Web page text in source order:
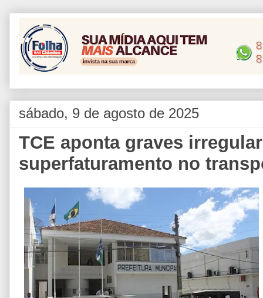
sábado, 9 de agosto de 2025
TCE aponta graves
superfaturamento no